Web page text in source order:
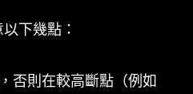
下幾點：
否則在較高斷點（例如